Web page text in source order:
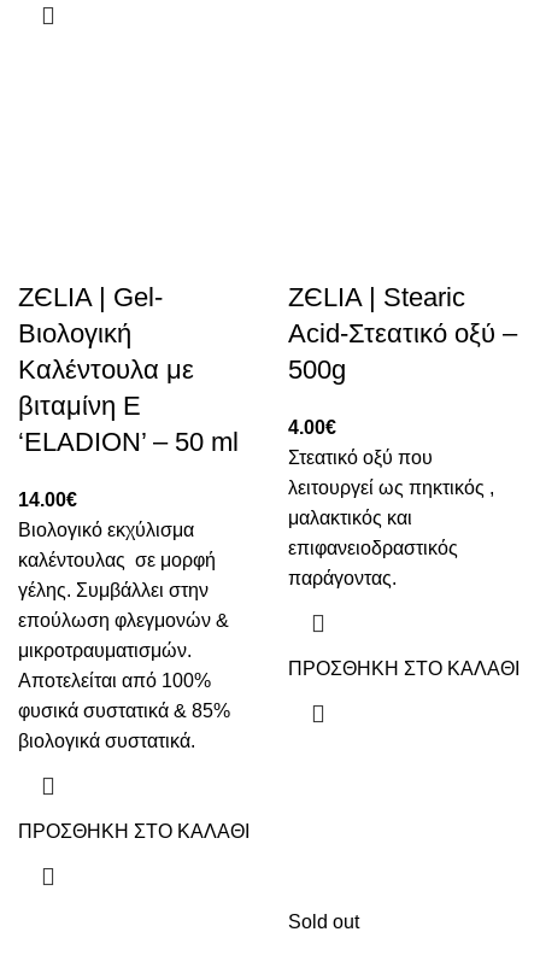
ZЄLIA | Gel-
Βιολογική
Καλέντουλα με
βιταμίνη Ε
‘ELADION’ – 50 ml
14.00€
Βιολογικό εκχύλισμα
καλέντουλας σε μορφή
γέλης. Συμβάλλει στην
επούλωση φλεγμονών &
μικροτραυματισμών.
Aποτελείται από 100%
φυσικά συστατικά & 85%
βιολογικά συστατικά.
ΠΡΟΣΘΗΚΗ ΣΤΟ ΚΑΛΑΘΙ
ZЄLIA | Stearic
Acid-Στεατικό οξύ –
500g
4.00€
Στεατικό οξύ που
λειτουργεί ως πηκτικός ,
μαλακτικός και
επιφανειοδραστικός
παράγοντας.
ΠΡΟΣΘΗΚΗ ΣΤΟ ΚΑΛΑΘΙ
Sold out